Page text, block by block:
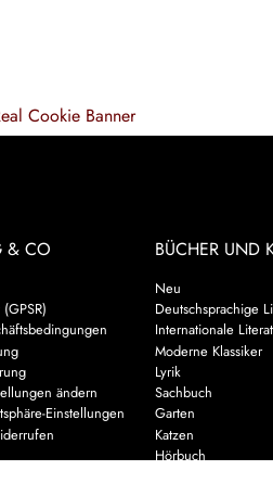
& CO
ändern
Einstellungen
BÜCHER UND
Neu
Deutschsprachige
Internationale
Moderne Klassiker
Lyrik
Sachbuch
Garten
Katzen
Hörbuch
Cookie Banner